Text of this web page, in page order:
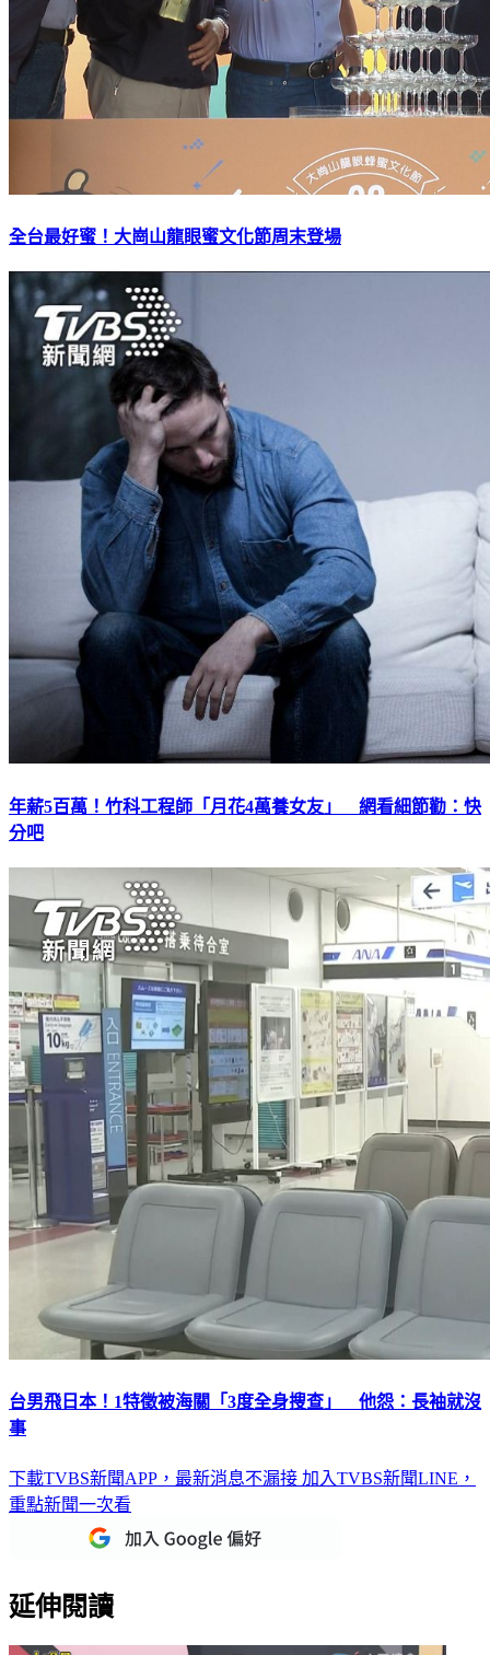
全台最好蜜！大崗山龍眼蜜文化節周末登場
年薪5百萬！竹科工程師「月花4萬養女友」 網看細節勸：快
分吧
台男飛日本！1特徵被海關「3度全身搜查」 他怨：長袖就沒
事
下載TVBS新聞APP，最新消息不漏接 加入TVBS新聞LINE，
重點新聞一次看
延伸閱讀